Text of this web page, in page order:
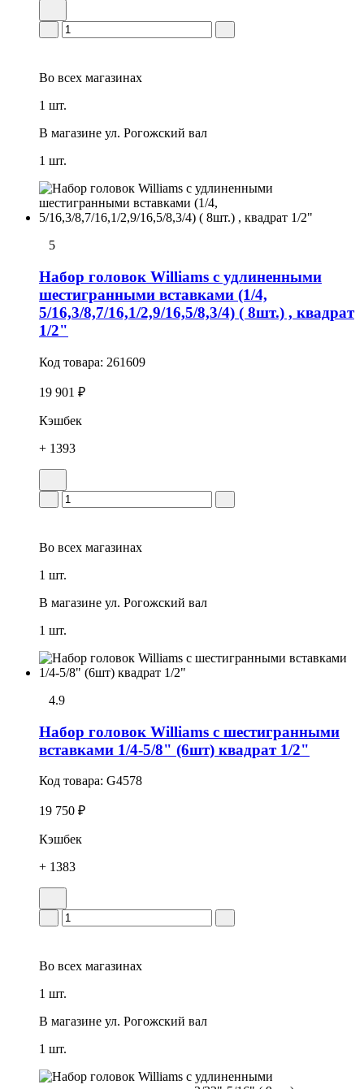
Во всех магазинах
1 шт.
В магазине ул. Рогожский вал
1 шт.
5
Набор головок Williams с удлиненными
шестигранными вставками (1/4,
5/16,3/8,7/16,1/2,9/16,5/8,3/4) ( 8шт.) , квадрат
1/2"
Код товара: 261609
19 901 ₽
Кэшбек
+ 1393
Во всех магазинах
1 шт.
В магазине ул. Рогожский вал
1 шт.
4.9
Набор головок Williams с шестигранными
вставками 1/4-5/8" (6шт) квадрат 1/2"
Код товара: G4578
19 750 ₽
Кэшбек
+ 1383
Во всех магазинах
1 шт.
В магазине ул. Рогожский вал
1 шт.